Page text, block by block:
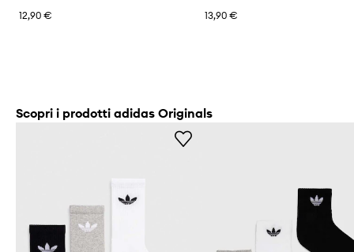
12,90 €
13,90 €
Scopri i prodotti adidas Originals